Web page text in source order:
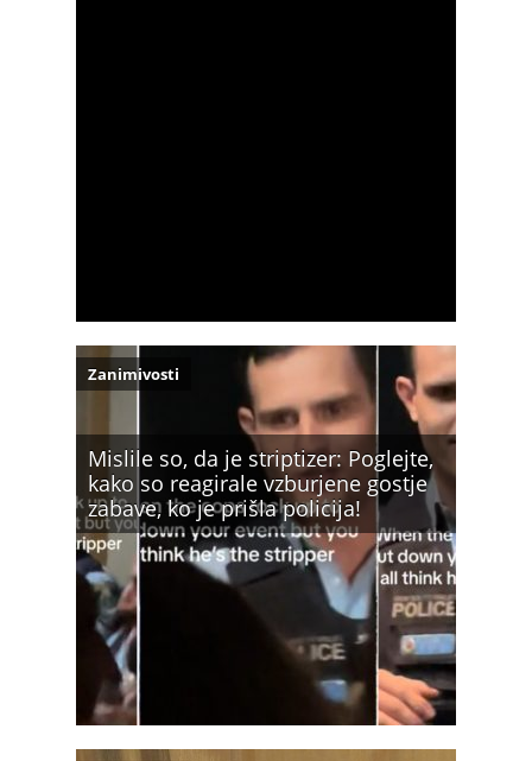
Mislile so, da je striptizer: Poglejte,
kako so reagirale vzburjene gostje
zabave, ko je prišla policija!
Zanimivosti